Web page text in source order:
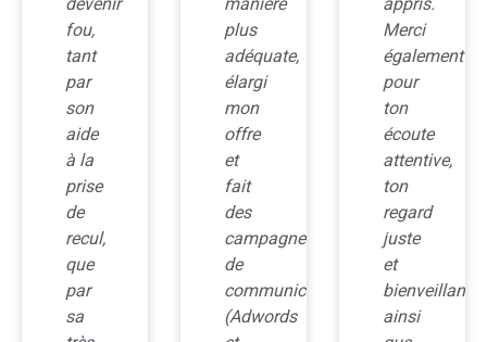
fou,
tant
par
son
aide
à la
prise
de
recul,
que
par
sa
plus
adéquate,
élargi
mon
offre
et
fait
des
campagnes
de
communication
(Adwords
Merci
également
pour
ton
écoute
attentive,
ton
regard
juste
et
bienveillant
ainsi